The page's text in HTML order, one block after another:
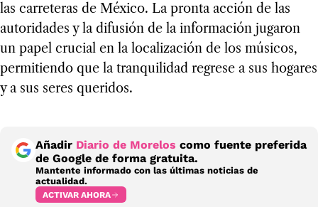
las carreteras de México. La pronta acción de las
autoridades y la difusión de la información jugaron
un papel crucial en la localización de los músicos,
permitiendo que la tranquilidad regrese a sus hogares
y a sus seres queridos.
Añadir Diario de Morelos como fuente preferida
de Google de forma gratuita.
Mantente informado con las últimas noticias de
actualidad.
ACTIVAR AHORA